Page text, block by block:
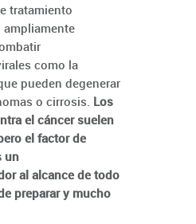
tratamiento
como la
pueden degenerar
o cirrosis. Los
el cáncer suelen
el factor de
un
al alcance de todo
preparar y mucho